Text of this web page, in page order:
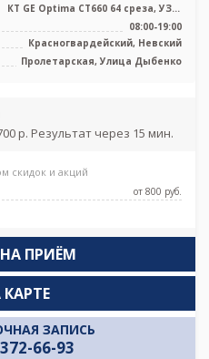
КТ GE Optima CT660 64 среза, УЗИ,
Рентген
08:00-19:00
Красногвардейский, Невский
Пролетарская, Улица Дыбенко
р. Результат через 15 мин.
скидок и акций
от 800 pуб.
ПРИЁМ
ЗАПИСЬ
66-93
КАРТЕ